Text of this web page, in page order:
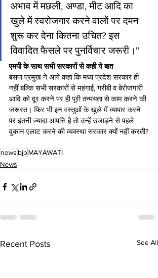
अभाव में मछली, अण्डा, मीट आदि का
खुले में स्वरोजगार करने वालों पर दमन
शुरू कर देना कितना उचित? इस
विवादित फैसले पर पुनर्विचार जरूरी।''
एमपी के साथ सभी सरकारों से कही ये बात
बसपा प्रमुख ने आगे कहा क‍ि मध्य प्रदेश सरकार ही
नहीं बल्कि सभी सरकारों से महंगाई, गरीबी व बेरोजगारी
आदि को दूर करने पर ही पूरी तन्मयता से काम करने की
जरूरत। फिर भी इन वस्तुओं के खुले में व्यापार करने
पर इतनी ज्यादा आपत्ति है तो उन्हें उजाड़ने से पहले
दुकान एलाट करने की व्यवस्था सरकार क्यों नहीं करती?
news bjpMAYAWATI
News
Recent Posts See All